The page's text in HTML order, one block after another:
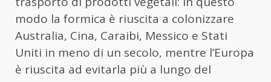
modo la formica è riuscita a colonizzare
Australia, Cina, Caraibi, Messico e Stati
Uniti in meno di un secolo, mentre l’Europa
è riuscita ad evitarla più a lungo del